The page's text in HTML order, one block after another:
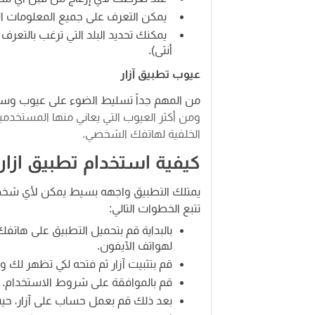
يمكن التعرف على جميع
يمكنك تحديد البلد التي ترغب
أنثى).
عيوب تطبيق آزار
من المهم جداً تسليط الضوء على عيوب
ومن أكثر العيوب التي يعاني منها
الخلفية لهاتفك الشخصي.
كيفية استخدام تطبيق
يمتلك التطبيق واجهه بسيط يمكن لأي
تتبع الخطوات التالي:
بالبداية قم بتحميل التطبيق على
لهواتف الآيفون.
قم بتثبيت آزار ثم فتحه لكي تظهر لك
قم بالموافقة على شروط الاستخدام.
بعد ذلك قم بعمل حساب على آزار،